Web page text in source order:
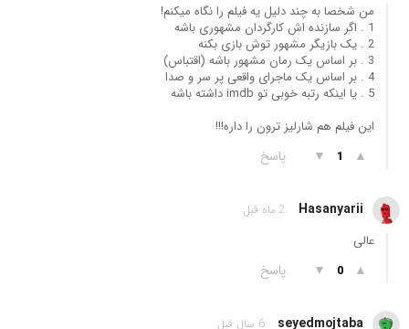
من شخصا به چند دلیل یه فیلم را نگاه میکنم!
1 . اگر سازنده اش کارگردان مشهوری باشه
2 . یک بازیگر مشهور توش بازی بکنه
3 . بر اساس یک رمان مشهور باشه (اقتباس)
4 . بر اساس یک ماجرای واقعی پر سر و صدا
5 . یا اینکه رتبه خوبی تو imdb داشته باشه
این فیلم هم شارلیز ترون را داره!!!
▲
1
▼ پاسخ
Hasanyarii 2 ماه قبل
عالی
▲
0
▼ پاسخ
seyedmojtaba 6 سال قبل